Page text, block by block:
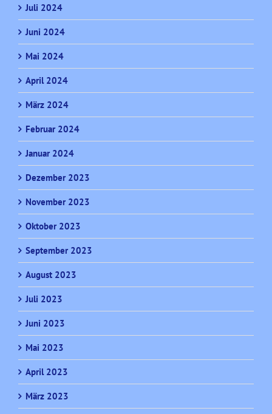
Juli 2024
Juni 2024
Mai 2024
April 2024
März 2024
Februar 2024
Januar 2024
Dezember 2023
November 2023
Oktober 2023
September 2023
August 2023
Juli 2023
Juni 2023
Mai 2023
April 2023
März 2023